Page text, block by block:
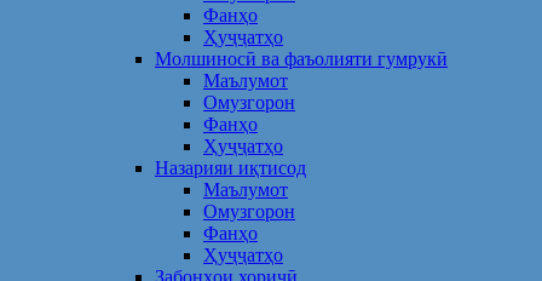
Фанҳо
Ҳуҷҷатҳо
Молшиносӣ ва фаъолияти гумрукӣ
Маълумот
Омузгорон
Фанҳо
Ҳуҷҷатҳо
Назарияи иқтисод
Маълумот
Омузгорон
Фанҳо
Ҳуҷҷатҳо
Забонҳои хориҷӣ